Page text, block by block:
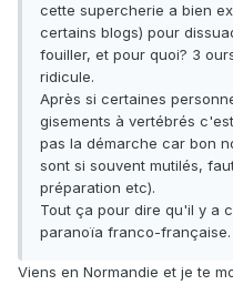
cette supercherie a bien
certains blogs) pour
fouiller, et pour quoi? 3
ridicule.
Après si certaines
gisements à vertébrés
pas la démarche car bon
sont si souvent mutilés,
préparation etc).
Tout ça pour dire qu'il y a
paranoïa franco-française.
Viens en Normandie et je te